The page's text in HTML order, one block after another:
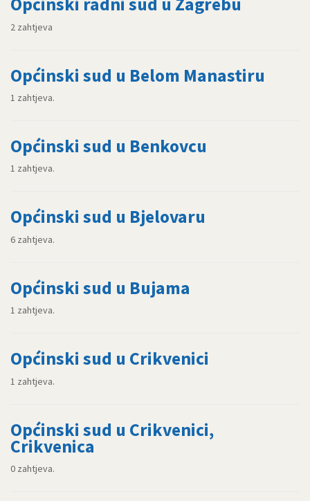
2 zahtjeva
Općinski sud u Belom Manastiru
1 zahtjeva.
Općinski sud u Benkovcu
1 zahtjeva.
Općinski sud u Bjelovaru
6 zahtjeva.
Općinski sud u Bujama
1 zahtjeva.
Općinski sud u Crikvenici
1 zahtjeva.
Općinski sud u Crikvenici,
Crikvenica
0 zahtjeva.